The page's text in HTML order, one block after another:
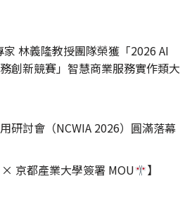
家 林義隆教授團隊榮獲「2026 AI
創新競賽」智慧商業服務實作類大
研討會（NCWIA 2026）圓滿落幕
× 京都產業大學簽署 MOU 】